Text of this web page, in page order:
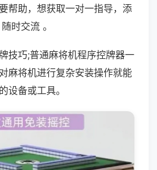
帮助，想获取一对一指导，添
时交流 。
技巧;普通麻将机程序控牌器一
麻将机进行复杂安装操作就能
设备或工具。